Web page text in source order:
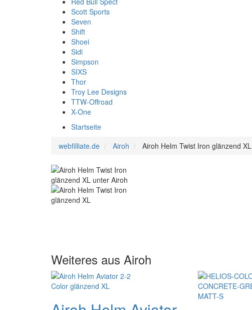
Scott Sports
Seven
Shift
Shoei
Sidi
Simpson
SIXS
Thor
Troy Lee Designs
TTW-Offroad
X-One
Startseite
webfilliate.de
Airoh Airoh Helm Twist Iron glänzend XL
Weiteres aus Airoh